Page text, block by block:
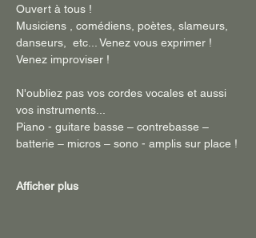
Ouvert à tous !
Musiciens , comédiens, poètes, slameurs,
danseurs,  etc... Venez vous exprimer !
Venez improviser !
N'oubliez pas vos cordes vocales et aussi
vos instruments...
Piano - guitare basse – contrebasse –
batterie – micros – sono - amplis sur place !
Afficher plus